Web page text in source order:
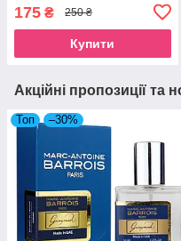
175 ₴ 250 ₴
Купити
Акційні пропозиції та
Топ –30%